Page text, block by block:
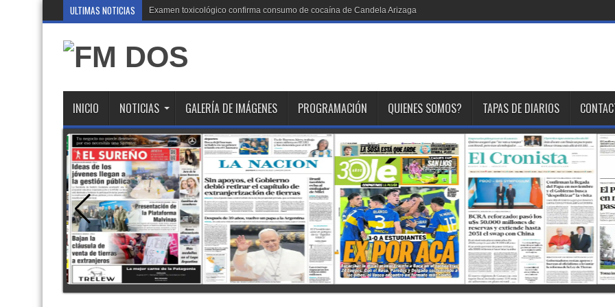
ULTIMAS NOTICIAS Examen toxicológico confirma consumo de cocaína de Candela Arizaga
INICIO NOTICIAS GALERÍA DE IMÁGENES PROGRAMACIÓN QUIENES SOMOS? TAPAS DE DIARIOS